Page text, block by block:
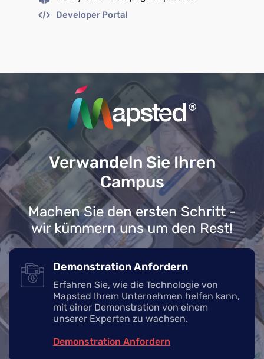
Developer Portal
Verwandeln Sie Ihren
Campus
Machen Sie den ersten Schritt -
wir kümmern uns um den Rest!
Demonstration Anfordern
Erfahren Sie, wie die Technologie von
Mapsted Ihrem Unternehmen helfen kann,
mit einer Demonstration von einem
unserer Experten zu wachsen.
Demonstration Anfordern